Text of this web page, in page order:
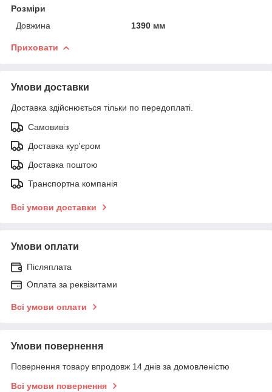
Розміри
Довжина
1390 мм
Приховати
Умови доставки
Доставка здійснюється тільки по передоплаті.
Самовивіз
Доставка кур'єром
Доставка поштою
Транспортна компанія
Всі умови доставки
Умови оплати
Післяплата
Оплата за реквізитами
Всі умови оплати
Умови повернення
Повернення товару впродовж 14 днів за домовленістю
Всі умови повернення